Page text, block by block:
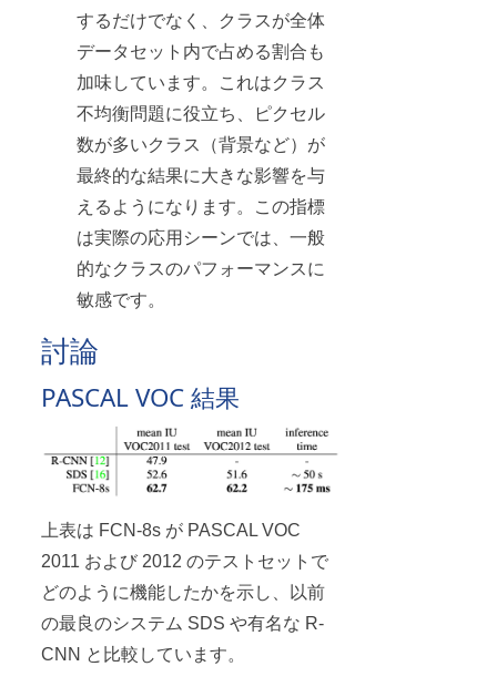
するだけでなく、クラスが全体
データセット内で占める割合も
加味しています。これはクラス
不均衡問題に役立ち、ピクセル
数が多いクラス（背景など）が
最終的な結果に大きな影響を与
えるようになります。この指標
は実際の応用シーンでは、一般
的なクラスのパフォーマンスに
敏感です。
討論
PASCAL VOC 結果
上表は FCN-8s が PASCAL VOC
2011 および 2012 のテストセットで
どのように機能したかを示し、以前
の最良のシステム SDS や有名な R-
CNN と比較しています。